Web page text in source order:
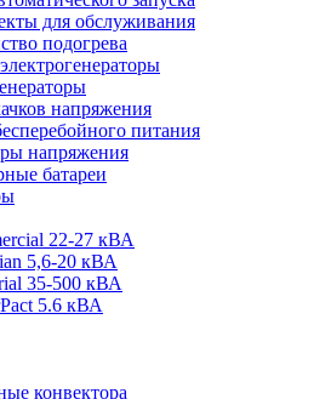
для обслуживания
подогрева
напряжения
питания
напряжения
батареи
22-27 кВА
5,6-20 кВА
35-500 кВА
5.6 кВА
конвектора